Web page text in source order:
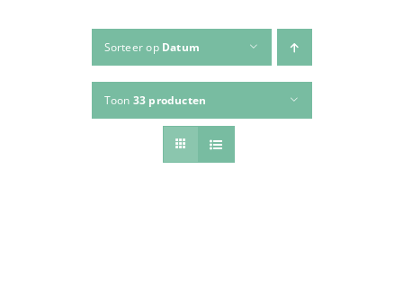
Sorteer op Datum
Toon 33 producten